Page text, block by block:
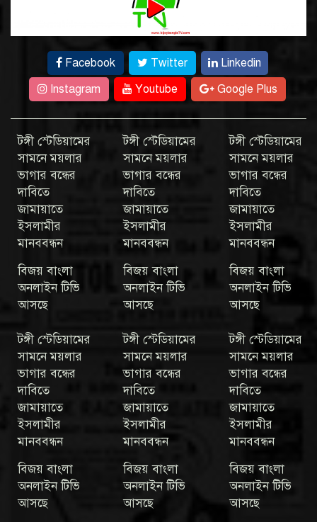
Facebook Twitter
Linkedin
Instagram
Youtube Google Plus
টঙ্গী স্টেডিয়ামের
সামনে ময়লার
ভাগার বন্ধের
দাবিতে
জামায়াতে
ইসলামীর
মানববন্ধন
বিজয় বাংলা
অনলাইন টিভি
আসছে
টঙ্গী স্টেডিয়ামের
সামনে ময়লার
ভাগার বন্ধের
দাবিতে
জামায়াতে
ইসলামীর
মানববন্ধন
বিজয় বাংলা
অনলাইন টিভি
আসছে
টঙ্গী স্টেডিয়ামের
সামনে ময়লার
ভাগার বন্ধের
দাবিতে
জামায়াতে
ইসলামীর
মানববন্ধন
বিজয় বাংলা
অনলাইন টিভি
আসছে
টঙ্গী স্টেডিয়ামের
সামনে ময়লার
ভাগার বন্ধের
দাবিতে
জামায়াতে
ইসলামীর
মানববন্ধন
বিজয় বাংলা
অনলাইন টিভি
আসছে
টঙ্গী স্টেডিয়ামের
সামনে ময়লার
ভাগার বন্ধের
দাবিতে
জামায়াতে
ইসলামীর
মানববন্ধন
বিজয় বাংলা
অনলাইন টিভি
আসছে
টঙ্গী স্টেডিয়ামের
সামনে ময়লার
ভাগার বন্ধের
দাবিতে
জামায়াতে
ইসলামীর
মানববন্ধন
বিজয় বাংলা
অনলাইন টিভি
আসছে